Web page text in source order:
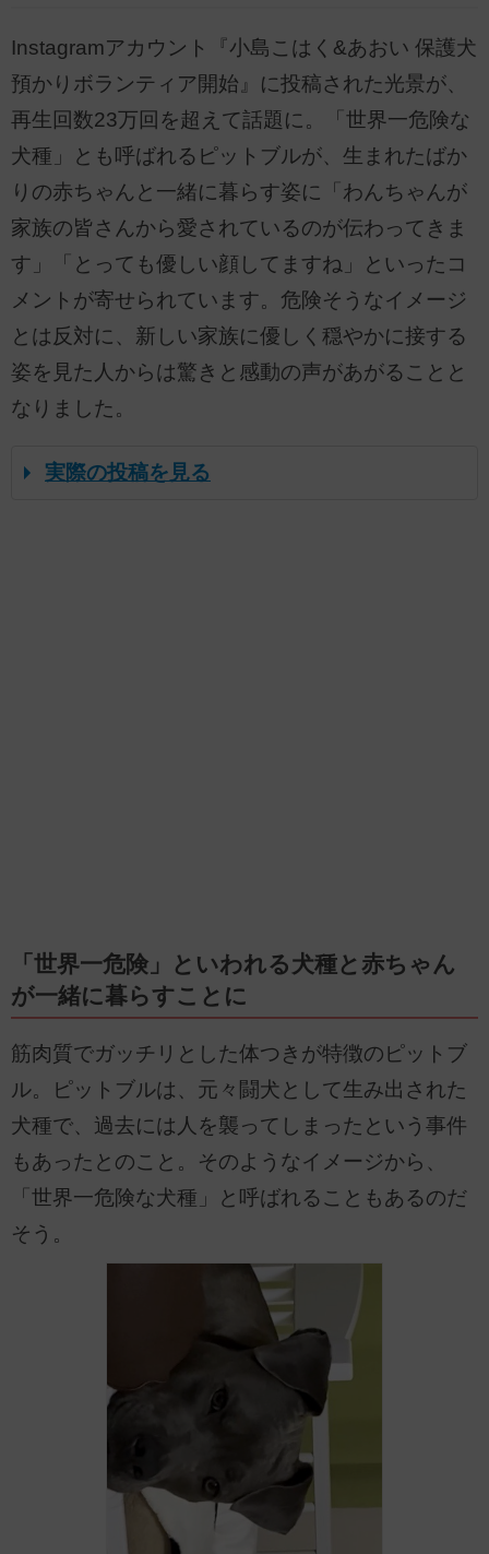
Instagramアカウント『小島こはく&あおい 保護犬
預かりボランティア開始』に投稿された光景が、
再生回数23万回を超えて話題に。「世界一危険な
犬種」とも呼ばれるピットブルが、生まれたばか
りの赤ちゃんと一緒に暮らす姿に「わんちゃんが
家族の皆さんから愛されているのが伝わってきま
す」「とっても優しい顔してますね」といったコ
メントが寄せられています。危険そうなイメージ
とは反対に、新しい家族に優しく穏やかに接する
姿を見た人からは驚きと感動の声があがることと
なりました。
実際の投稿を見る
「世界一危険」といわれる犬種と赤ちゃん
が一緒に暮らすことに
筋肉質でガッチリとした体つきが特徴のピットブ
ル。ピットブルは、元々闘犬として生み出された
犬種で、過去には人を襲ってしまったという事件
もあったとのこと。そのようなイメージから、
「世界一危険な犬種」と呼ばれることもあるのだ
そう。